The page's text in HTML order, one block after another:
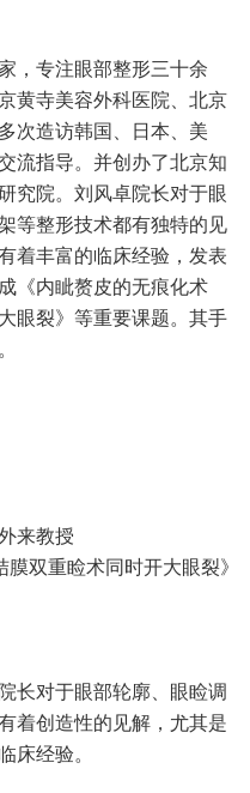
，专注眼部整形三十余
黄寺美容外科医院、北京
次造访韩国、日本、美
流指导。并创办了北京知
究院。刘风卓院长对于眼
等整形技术都有独特的见
着丰富的临床经验，发表
《内眦赘皮的无痕化术
眼裂》等重要课题。其手
来教授
双重睑术同时开大眼裂》
长对于眼部轮廓、眼睑调
着创造性的见解，尤其是
床经验。